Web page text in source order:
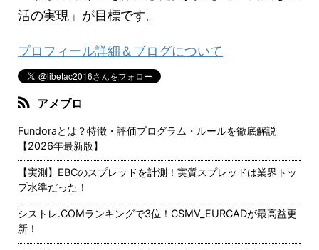
活の実現」が目標です。
プロフィール詳細＆ブログについて
アメブロ
Fundoraとは？特徴・評価プログラム・ルールを徹底解説
【2026年最新版】
【実測】EBCのスプレッドを計測！実質スプレッドは業界トッ
プ水準だった！
シストレ.COMランキングで3位！CSMV_EURCADが最高益更
新！